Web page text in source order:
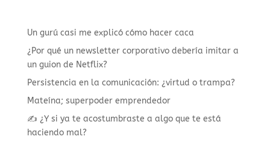
Un gurú casi me explicó cómo hacer caca
¿Por qué un newsletter corporativo debería imitar a
un guion de Netflix?
Persistencia en la comunicación: ¿virtud o trampa?
Mateína; superpoder emprendedor
✍️ ¿Y si ya te acostumbraste a algo que te está
haciendo mal?